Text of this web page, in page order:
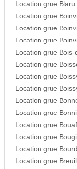
Location grue Blaru
Location grue
Location grue
Location grue
Location grue
Location grue
Location grue
Location grue
Location grue
Location grue
Location grue
Location grue
Location grue
Location grue